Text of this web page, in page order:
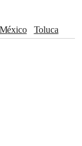
México
Toluca